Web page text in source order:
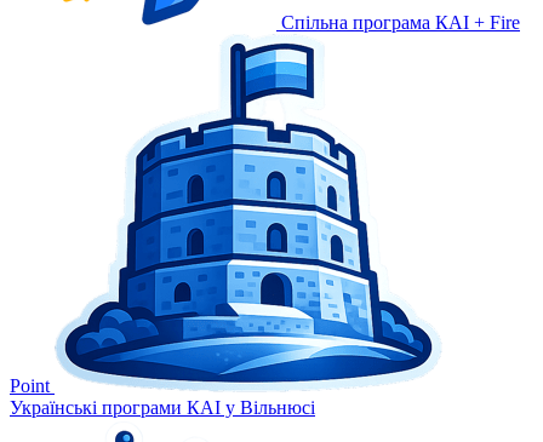
Спільна програма КАІ + Fire
Point
Українські програми КАІ у Вільнюсі